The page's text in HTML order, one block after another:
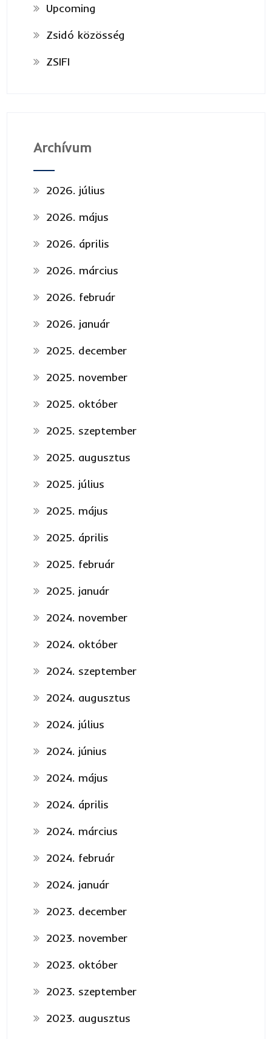
Upcoming
Zsidó közösség
ZSIFI
Archívum
2026. július
2026. május
2026. április
2026. március
2026. február
2026. január
2025. december
2025. november
2025. október
2025. szeptember
2025. augusztus
2025. július
2025. május
2025. április
2025. február
2025. január
2024. november
2024. október
2024. szeptember
2024. augusztus
2024. július
2024. június
2024. május
2024. április
2024. március
2024. február
2024. január
2023. december
2023. november
2023. október
2023. szeptember
2023. augusztus